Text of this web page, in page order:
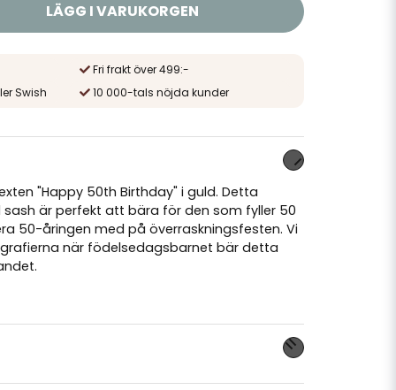
LÄGG I VARUKORGEN
Fri frakt över 499:-
Swish
10 000-tals nöjda kunder
"Happy 50th Birthday" i guld. Detta
är perfekt att bära för den som fyller 50
50-åringen med på överraskningsfesten. Vi
när födelsedagsbarnet bär detta